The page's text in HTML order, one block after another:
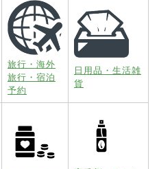
旅行・海外
旅行・宿泊
予約
日用品・生活雑
貨